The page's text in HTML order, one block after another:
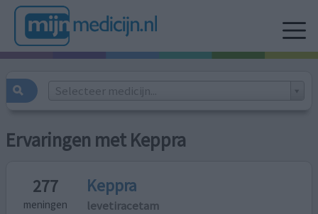
Selecteer medicijn...
Ervaringen met Keppra
277
meningen
Keppra
levetiracetam